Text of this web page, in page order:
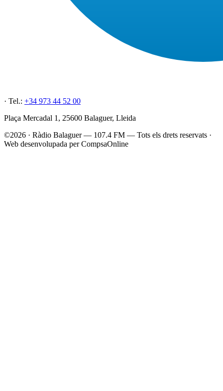
· Tel.: +34 973 44 52 00
Plaça Mercadal 1, 25600 Balaguer, Lleida
©2026 · Ràdio Balaguer — 107.4 FM — Tots els drets reservats ·
Web desenvolupada per CompsaOnline